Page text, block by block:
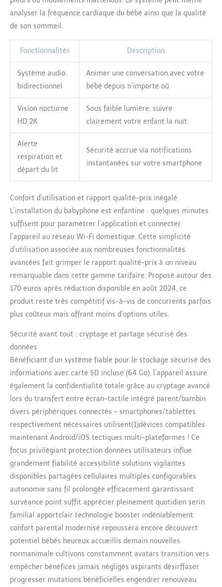
analyser la fréquence cardiaque du bébé ainsi que la qualité
de son sommeil.
Fonctionnalités Description
Système audio
bidirectionnel
Animer une conversation avec votre
bébé depuis n’importe où
Vision nocturne
HD 2K
Sous faible lumière, suivre
clairement votre enfant la nuit
Alerte
respiration et
départ du lit
Sécurité accrue via notifications
instantanées sur votre smartphone
Confort d’utilisation et rapport qualité-prix inégalé
L’installation du babyphone est enfantine : quelques minutes
suffisent pour paramétrer l’application et connecter
l’appareil au réseau Wi-Fi domestique. Cette simplicité
d’utilisation associée aux nombreuses fonctionnalités
avancées fait grimper le rapport qualité-prix à un niveau
remarquable dans cette gamme tarifaire. Proposé autour des
170 euros après réduction disponible en août 2024, ce
produit reste très compétitif vis-à-vis de concurrents parfois
plus coûteux mais offrant moins d’options utiles.
Sécurité avant tout : cryptage et partage sécurisé des
données
Bénéficiant d’un système fiable pour le stockage sécurisé des
informations avec carte SD incluse (64 Go), l’appareil assure
également la confidentialité totale grâce au cryptage avancé
lors du transfert entre écran-tactile intégré parent/bambin
divers périphériques connectés – smartphones/tablettes
respectivement nécessaires utilisent(1)dévices compatibles
maintenant Android/iOS tectiques multi-plateformes ! Ce
focus privilégiant protection données utilisateurs influe
grandement fiabilité accessibilité solutions vigilantes
disponibles partagées cellulaires multiples configurables
autonomie sans fil prolongée efficacement garantissant
survéance point suffit apprécier pleinement quotidien serin
familial apportclair technologie booster indéniablement
confort parental modernisé repoussera encore découvert
potentiel bébés heureux accueillis demain nouvelles
normanimale cultivons constamment avatars transition vers
empêcher bénéfices jamais négligés aspirants désirffaser
progresser mutations bénéficielles engendrer renouveau